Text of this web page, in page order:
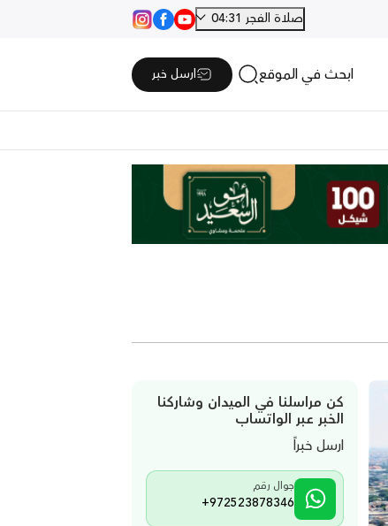
صلاة الفجر 04:31
ابحث في الموقع ارسل خبر
كن مراسلنا في الميدان وشاركنا
الخبر عبر الواتساب
ارسل خبراً
جوال رقم
+972523878346